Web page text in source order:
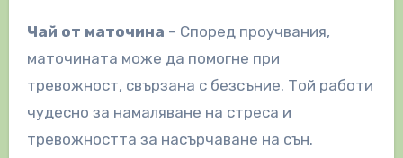
Чай от маточина – Според проучвания,
маточината може да помогне при
тревожност, свързана с безсъние. Той работи
чудесно за намаляване на стреса и
тревожността за насърчаване на сън.